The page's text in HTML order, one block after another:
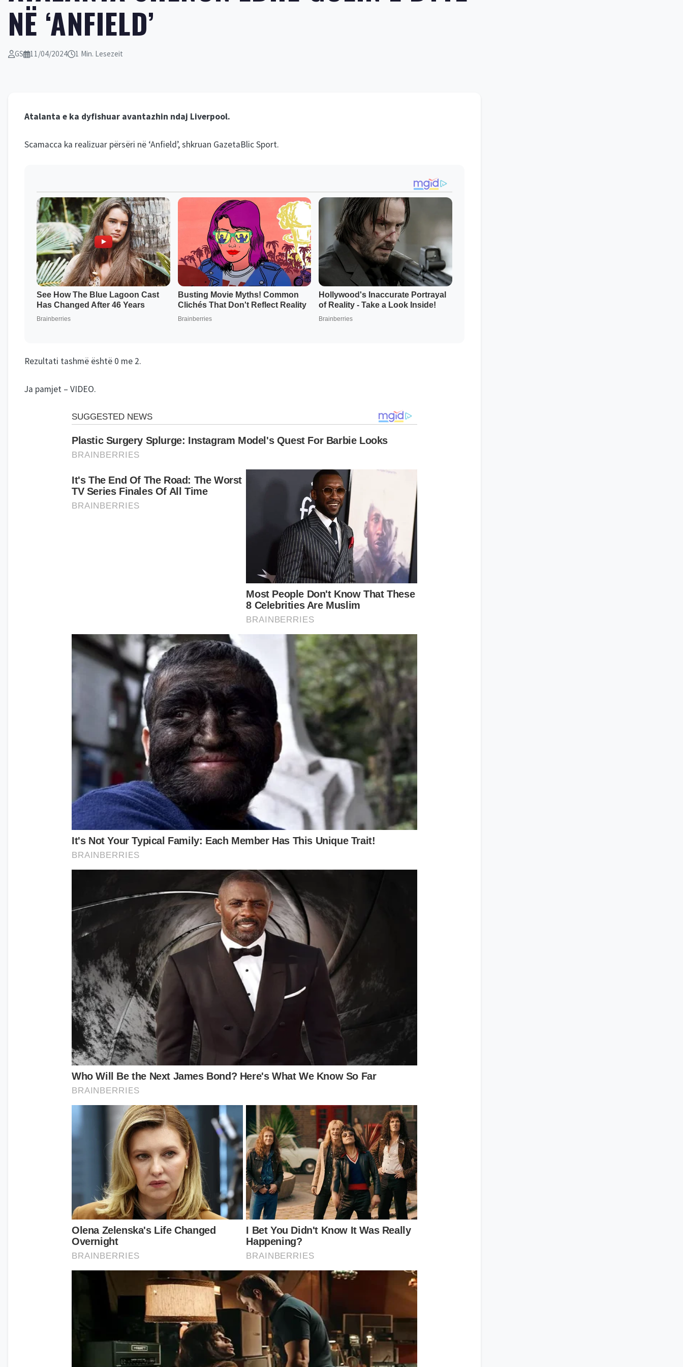
NË ‘ANFIELD’
GS 11/04/2024 1 Min. Lesezeit
Atalanta e ka dyfishuar avantazhin ndaj Liverpool.
Scamacca ka realizuar përsëri në ‘Anfield’, shkruan GazetaBlic Sport.
Rezultati tashmë është 0 me 2.
Ja pamjet – VIDEO.